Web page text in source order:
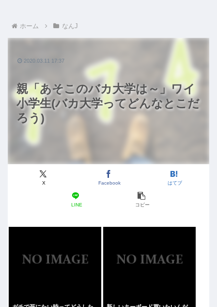
ホーム なんJ
親「あそこのバカ大学は～」ワイ
小学生(バカ大学ってどんなとこだ
ろう)
X Facebook はてブ
LINE コピー
2020.03.11 17:37